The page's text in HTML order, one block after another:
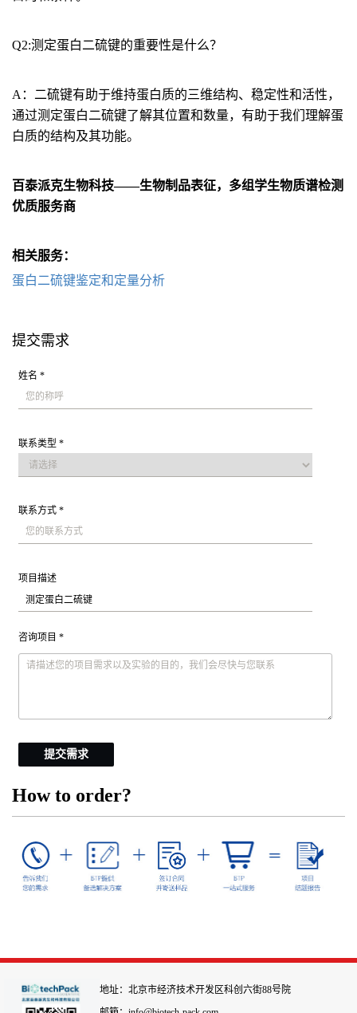
Q2:测定蛋白二硫键的重要性是什么？
A：二硫键有助于维持蛋白质的三维结构、稳定性和活性，
通过测定蛋白二硫键了解其位置和数量，有助于我们理解蛋
白质的结构及其功能。
百泰派克生物科技——生物制品表征，多组学生物质谱检测
优质服务商
相关服务：
蛋白二硫键鉴定和定量分析
提交需求
姓名 *
联系类型 *
联系方式 *
项目描述
咨询项目 *
提交需求
How to order?
地址：北京市经济技术开发区科创六街88号院